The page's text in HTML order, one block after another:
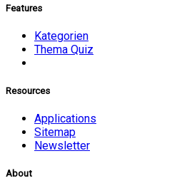
Features
Kategorien
Thema Quiz
Resources
Applications
Sitemap
Newsletter
About